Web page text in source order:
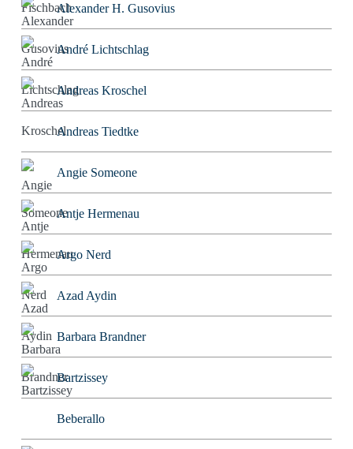
Alexander H. Gusovius
André Lichtschlag
Andreas Kroschel
Andreas Tiedtke
Angie Someone
Antje Hermenau
Argo Nerd
Azad Aydin
Barbara Brandner
Bartzissey
Beberallo